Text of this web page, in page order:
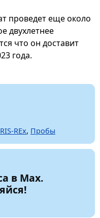
проведет еще около
двухлетнее
что он доставит
года.
REx, Пробы
в Max.